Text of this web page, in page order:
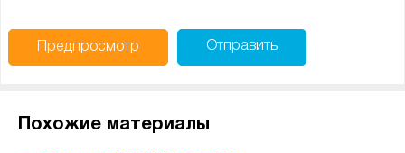
Предпросмотр Отправить
Похожие материалы